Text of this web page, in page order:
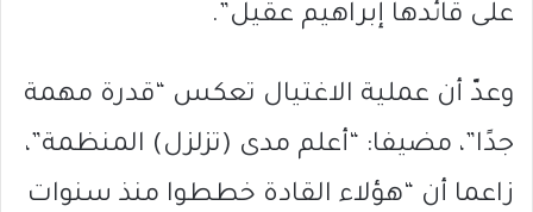
على قائدها إبراهيم عقيل”.
وعدّ أن عملية الاغتيال تعكس “قدرة مهمة
جدًا”، مضيفا: “أعلم مدى (تزلزل) المنظمة”،
زاعما أن “هؤلاء القادة خططوا منذ سنوات